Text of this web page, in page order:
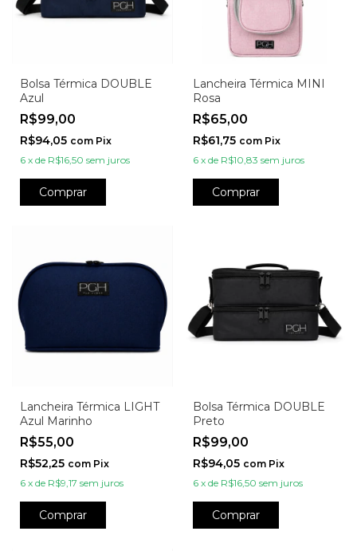
Bolsa Térmica DOUBLE
Azul
R$99,00
R$94,05 com Pix
6 x de R$16,50 sem juros
Comprar
Lancheira Térmica MINI
Rosa
R$65,00
R$61,75 com Pix
6 x de R$10,83 sem juros
Comprar
Lancheira Térmica LIGHT
Azul Marinho
R$55,00
R$52,25 com Pix
6 x de R$9,17 sem juros
Comprar
Bolsa Térmica DOUBLE
Preto
R$99,00
R$94,05 com Pix
6 x de R$16,50 sem juros
Comprar